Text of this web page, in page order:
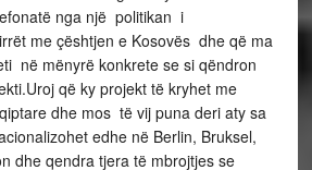
nga një politikan i
me çështjen e Kosovës dhe që ma
në mënyrë konkrete se si qëndron
që ky projekt të kryhet me
dhe mos të vij puna deri aty sa
edhe në Berlin, Bruksel,
dhe qendra tjera të mbrojtjes se